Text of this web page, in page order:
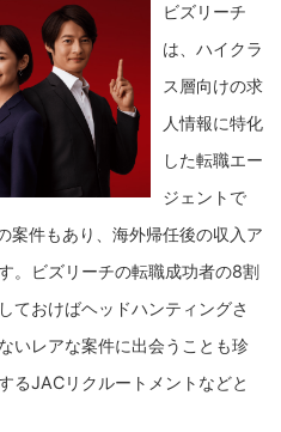
ビズリーチ
は、ハイクラ
ス層向けの求
人情報に特化
した転職エー
ジェントで
案件もあり、海外帰任後の収入ア
。
ビズリーチの転職成功者の8割
ておけばヘッドハンティングさ
いレアな案件に出会うことも珍
るJACリクルートメントなどと